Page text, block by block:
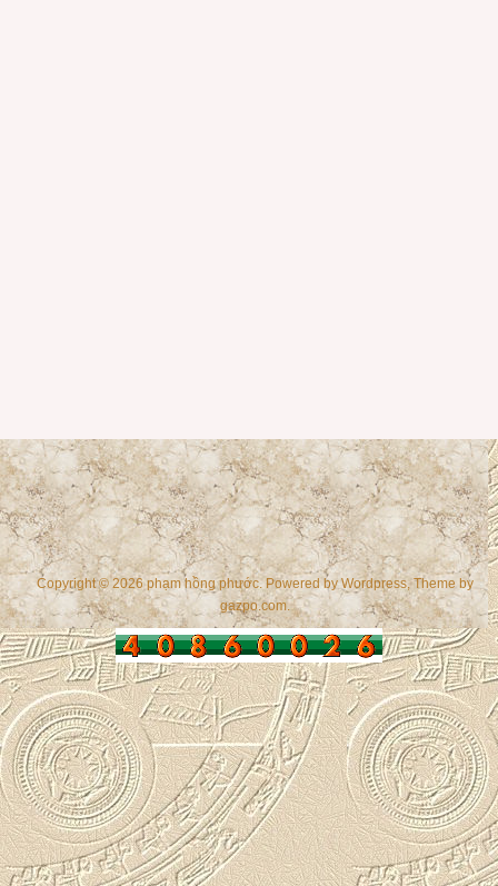
Copyright © 2026 phạm hồng phước. Powered byWordpress, Theme by
gazpo.com.